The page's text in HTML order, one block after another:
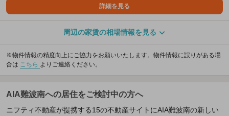
詳細を見る
周辺の家賃の相場情報を見る
※物件情報の精度向上にご協力をお願いいたします。物件情報に誤りがある場
合は こちら よりご連絡ください。
AIA難波南への居住をご検討中の方へ
ニフティ不動産が提携する15の不動産サイトにAIA難波南の新しい